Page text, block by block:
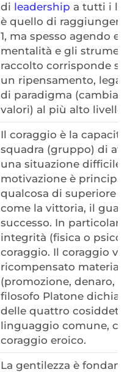
di leadership a tutti i
è quello di
1, ma spesso agendo
mentalità e gli
raccolto corrisponde
un ripensamento,
di paradigma
valori) al più alto livello
Il coraggio è la
squadra (gruppo) di
una situazione difficile
motivazione è
qualcosa di superiore
come la vittoria, il
successo. In
integrità (fisica o
coraggio. Il coraggio
ricompensato
(promozione, denaro,
filosofo Platone
delle quattro
linguaggio comune,
coraggio eroico.
La gentilezza è